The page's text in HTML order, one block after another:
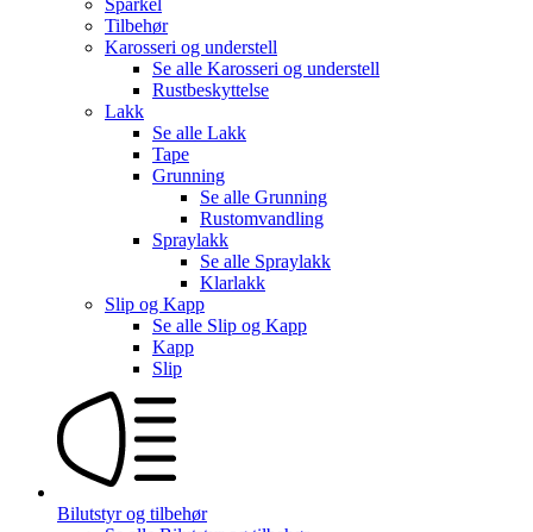
Tilbehør
Karosseri og understell
Se alle Karosseri og understell
Rustbeskyttelse
Lakk
Se alle Lakk
Tape
Grunning
Se alle Grunning
Rustomvandling
Spraylakk
Se alle Spraylakk
Klarlakk
Slip og Kapp
Se alle Slip og Kapp
Kapp
Slip
Bilutstyr og tilbehør